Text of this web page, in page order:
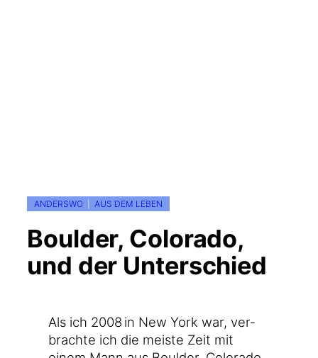
ANDERSWO AUS DEM LEBEN
Boulder, Colorado,
und der Unterschied
Als ich 2008 in New York war, ver­
brach­te ich die meis­te Zeit mit